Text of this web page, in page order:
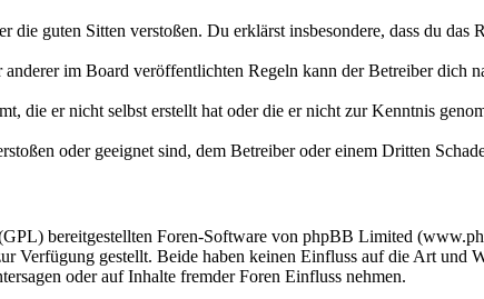
guten Sitten verstoßen. Du erklärst insbesondere, dass du das
im Board veröffentlichten Regeln kann der Betreiber dich
er nicht selbst erstellt hat oder die er nicht zur Kenntnis
oder geeignet sind, dem Betreiber oder einem Dritten
bereitgestellten Foren-Software von phpBB Limited
Verfügung gestellt. Beide haben keinen Einfluss auf die Art und
oder auf Inhalte fremder Foren Einfluss nehmen.